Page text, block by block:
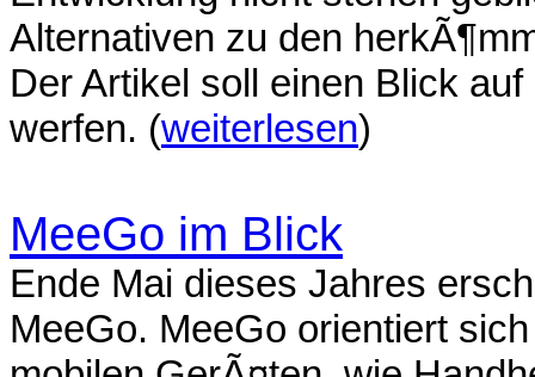
Alternativen zu den
Der Artikel soll einen Blick
werfen. (weiterlesen)
MeeGo im Blick
Ende Mai dieses Jahres
MeeGo. MeeGo orientiert